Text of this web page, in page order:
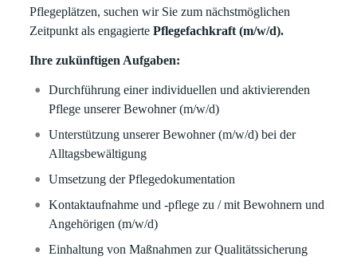
Pflegeplätzen, suchen wir Sie zum nächstmöglichen
Zeitpunkt als engagierte Pflegefachkraft (m/w/d).
Ihre zukünftigen Aufgaben:
Durchführung einer individuellen und aktivierenden
Pflege unserer Bewohner (m/w/d)
Unterstützung unserer Bewohner (m/w/d) bei der
Alltagsbewältigung
Umsetzung der Pflegedokumentation
Kontaktaufnahme und -pflege zu / mit Bewohnern und
Angehörigen (m/w/d)
Einhaltung von Maßnahmen zur Qualitätssicherung